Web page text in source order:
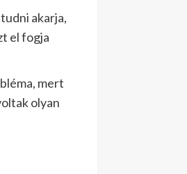
akarja,
el fogja
mert
olyan